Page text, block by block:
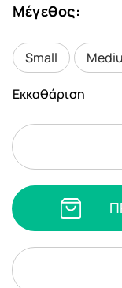
Μέγεθος:
Small
Εκκαθάριση